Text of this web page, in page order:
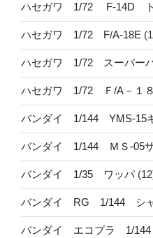
ハセガワ 1/72 F-14D
ハセガワ 1/72 F/A-18E
ハセガワ 1/72 スーパー
ハセガワ 1/72 Ｆ/A－１
バンダイ 1/144 YMS-15
バンダイ 1/144 ＭＳ-05
バンダイ 1/35 ワッパ
バンダイ RG 1/144 シャ
バンダイ エコプラ 1/